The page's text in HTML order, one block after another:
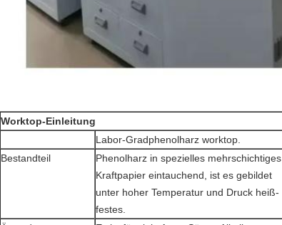
Worktop-Einleitung
Labor-Gradphenolharz worktop.
Bestandteil
Phenolharz in spezielles mehrschichtiges
Kraftpapier eintauchend, ist es gebildet
unter hoher Temperatur und Druck heiß-
festes.